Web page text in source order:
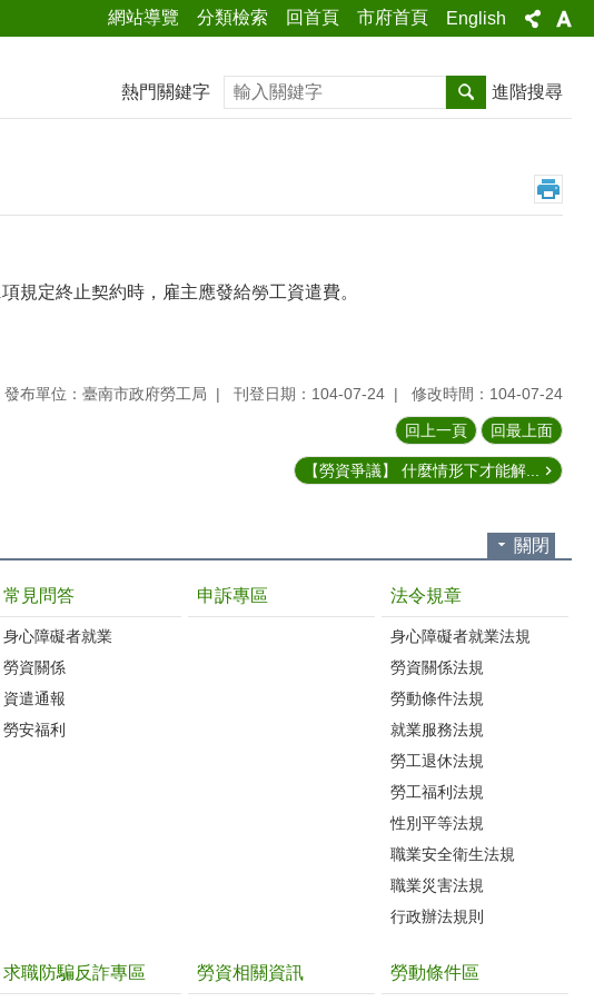
網站導覽 分類檢索 回首頁 市府首頁 English
熱門關鍵字 搜尋 進階搜尋
項規定終止契約時，雇主應發給勞工資遣費。
發布單位：臺南市政府勞工局 刊登日期：104-07-24 修改時間：104-07-24
回上一頁 回最上面
【勞資爭議】 什麼情形下才能解...
關閉
常見問答
身心障礙者就業
勞資關係
資遣通報
勞安福利
申訴專區 法令規章
身心障礙者就業法規
勞資關係法規
勞動條件法規
就業服務法規
勞工退休法規
勞工福利法規
性別平等法規
職業安全衛生法規
職業災害法規
行政辦法規則
求職防騙反詐專區 勞資相關資訊 勞動條件區